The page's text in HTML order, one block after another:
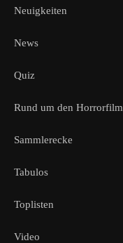
Neuigkeiten
News
Quiz
Rund um den Horrorfilm
Sammlerecke
Tabulos
Toplisten
Video